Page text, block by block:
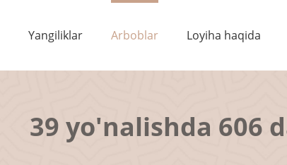
Yangiliklar Arboblar Loyiha haqida
39 yo'nalishda 606